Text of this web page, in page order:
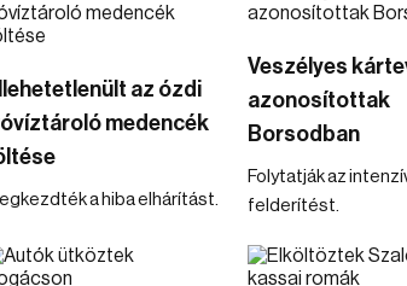
az ózdi
medencék
a hiba elhárítást.
Veszélyes
azonosítottak
Borsodban
Folytatják az
felderítést.